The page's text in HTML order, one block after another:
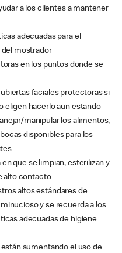
a los clientes a mantener
adecuadas para el
mostrador
en los puntos donde se
faciales protectoras si
eligen hacerlo aun estando
manipular los alimentos,
disponibles para los
que se limpian, esterilizan y
alto contacto
altos estándares de
y se recuerda a los
adecuadas de higiene
aumentando el uso de